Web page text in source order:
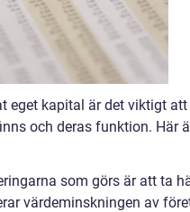
eget kapital är det viktigt
och deras funktion. Här
som görs är att ta
värdeminskningen av